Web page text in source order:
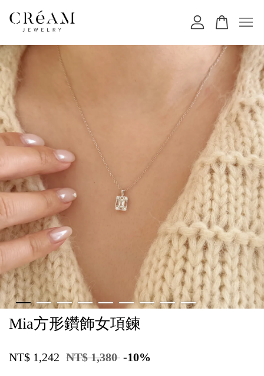
Mia方形鑽飾女項鍊
NT$ 1,242 NT$ 1,380 -10%
您的購物車目前還是空的。